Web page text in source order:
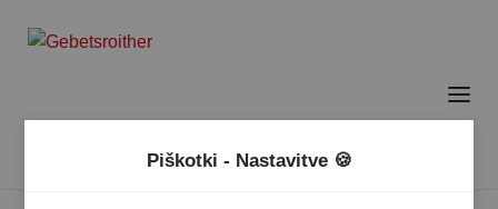
Piškotki - Nastavitve 🍪